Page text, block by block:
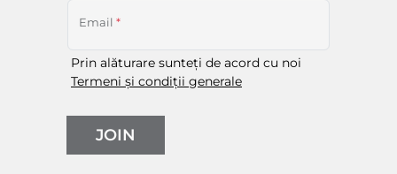
Email *
Prin alăturare sunteți de acord cu noi
Termeni și condiții generale
JOIN